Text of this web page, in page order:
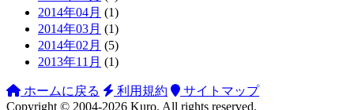
2014年04月 (1)
2014年03月 (1)
2014年02月 (5)
2013年11月 (1)
ホームに戻る 利用規約
サイトマップ
Copyright © 2004-2026 Kuro. All rights reserved.